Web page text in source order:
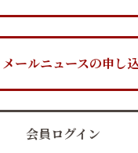
メールニュースの申し
会員ログイン